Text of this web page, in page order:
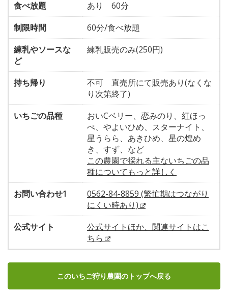
食べ放題
あり 60分
制限時間
60分/食べ放題
練乳やソースな
ど
練乳販売のみ(250円)
持ち帰り
不可 直売所にて販売あり(なくな
り次第終了)
いちごの品種
おいCベリー、恋みのり、紅ほっ
ぺ、やよいひめ、スターナイト、
星うらら、あきひめ、星の煌め
き、すず、など
この農園で採れる主ないちごの品
種についてもっと詳しく
お問い合わせ1
0562-84-8859 (繁忙期はつながり
にくい時あり)
公式サイト
公式サイトほか、関連サイトはこ
ちら
このいちご狩り農園のトップへ戻る